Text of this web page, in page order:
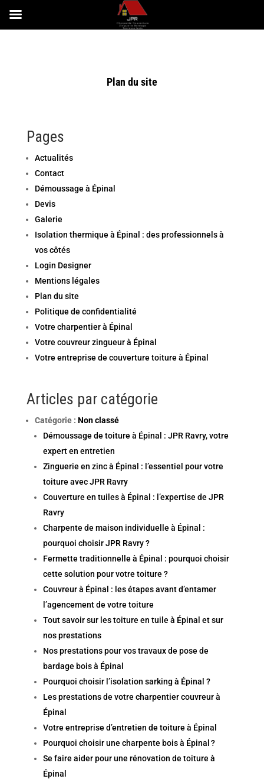
Plan du site
Pages
Actualités
Contact
Démoussage à Épinal
Devis
Galerie
Isolation thermique à Épinal : des professionnels à
vos côtés
Login Designer
Mentions légales
Plan du site
Politique de confidentialité
Votre charpentier à Épinal
Votre couvreur zingueur à Épinal
Votre entreprise de couverture toiture à Épinal
Articles par catégorie
Catégorie : Non classé
Démoussage de toiture à Épinal : JPR Ravry, votre
expert en entretien
Zinguerie en zinc à Épinal : l’essentiel pour votre
toiture avec JPR Ravry
Couverture en tuiles à Épinal : l’expertise de JPR
Ravry
Charpente de maison individuelle à Épinal :
pourquoi choisir JPR Ravry ?
Fermette traditionnelle à Épinal : pourquoi choisir
cette solution pour votre toiture ?
Couvreur à Épinal : les étapes avant d’entamer
l’agencement de votre toiture
Tout savoir sur les toiture en tuile à Épinal et sur
nos prestations
Nos prestations pour vos travaux de pose de
bardage bois à Épinal
Pourquoi choisir l’isolation sarking à Épinal ?
Les prestations de votre charpentier couvreur à
Épinal
Votre entreprise d’entretien de toiture à Épinal
Pourquoi choisir une charpente bois à Épinal ?
Se faire aider pour une rénovation de toiture à
Épinal